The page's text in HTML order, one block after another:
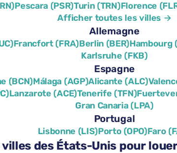
Pescara (PSR)Turin (TRN)Florence
Afficher toutes les villes →
Allemagne
Francfort (FRA)Berlin (BER)Hambourg
Karlsruhe (FKB)
Espagne
(BCN)Málaga (AGP)Alicante (ALC)
Lanzarote (ACE)Tenerife (TFN)
Gran Canaria (LPA)
Portugal
Lisbonne (LIS)Porto (OPO)Faro
des États-Unis pour